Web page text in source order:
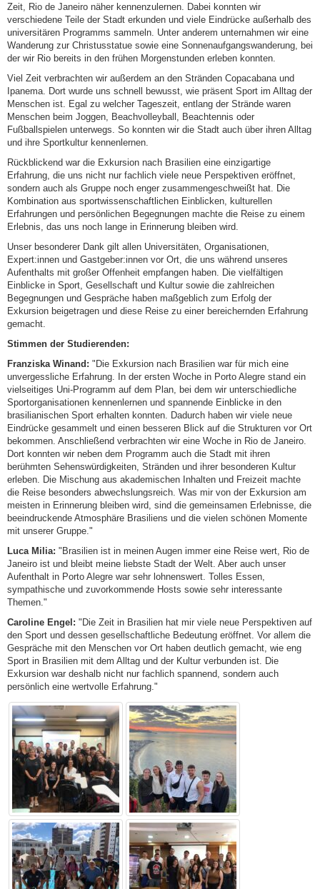
Zeit, Rio de Janeiro näher kennenzulernen. Dabei konnten wir
verschiedene Teile der Stadt erkunden und viele Eindrücke außerhalb des
universitären Programms sammeln. Unter anderem unternahmen wir eine
Wanderung zur Christusstatue sowie eine Sonnenaufgangswanderung, bei
der wir Rio bereits in den frühen Morgenstunden erleben konnten.
Viel Zeit verbrachten wir außerdem an den Stränden Copacabana und
Ipanema. Dort wurde uns schnell bewusst, wie präsent Sport im Alltag der
Menschen ist. Egal zu welcher Tageszeit, entlang der Strände waren
Menschen beim Joggen, Beachvolleyball, Beachtennis oder
Fußballspielen unterwegs. So konnten wir die Stadt auch über ihren Alltag
und ihre Sportkultur kennenlernen.
Rückblickend war die Exkursion nach Brasilien eine einzigartige
Erfahrung, die uns nicht nur fachlich viele neue Perspektiven eröffnet,
sondern auch als Gruppe noch enger zusammengeschweißt hat. Die
Kombination aus sportwissenschaftlichen Einblicken, kulturellen
Erfahrungen und persönlichen Begegnungen machte die Reise zu einem
Erlebnis, das uns noch lange in Erinnerung bleiben wird.
Unser besonderer Dank gilt allen Universitäten, Organisationen,
Expert:innen und Gastgeber:innen vor Ort, die uns während unseres
Aufenthalts mit großer Offenheit empfangen haben. Die vielfältigen
Einblicke in Sport, Gesellschaft und Kultur sowie die zahlreichen
Begegnungen und Gespräche haben maßgeblich zum Erfolg der
Exkursion beigetragen und diese Reise zu einer bereichernden Erfahrung
gemacht.
Stimmen der Studierenden:
Franziska Winand: "Die Exkursion nach Brasilien war für mich eine
unvergessliche Erfahrung. In der ersten Woche in Porto Alegre stand ein
vielseitiges Uni-Programm auf dem Plan, bei dem wir unterschiedliche
Sportorganisationen kennenlernen und spannende Einblicke in den
brasilianischen Sport erhalten konnten. Dadurch haben wir viele neue
Eindrücke gesammelt und einen besseren Blick auf die Strukturen vor Ort
bekommen. Anschließend verbrachten wir eine Woche in Rio de Janeiro.
Dort konnten wir neben dem Programm auch die Stadt mit ihren
berühmten Sehenswürdigkeiten, Stränden und ihrer besonderen Kultur
erleben. Die Mischung aus akademischen Inhalten und Freizeit machte
die Reise besonders abwechslungsreich. Was mir von der Exkursion am
meisten in Erinnerung bleiben wird, sind die gemeinsamen Erlebnisse, die
beeindruckende Atmosphäre Brasiliens und die vielen schönen Momente
mit unserer Gruppe."
Luca Milia: "Brasilien ist in meinen Augen immer eine Reise wert, Rio de
Janeiro ist und bleibt meine liebste Stadt der Welt. Aber auch unser
Aufenthalt in Porto Alegre war sehr lohnenswert. Tolles Essen,
sympathische und zuvorkommende Hosts sowie sehr interessante
Themen."
Caroline Engel: "Die Zeit in Brasilien hat mir viele neue Perspektiven auf
den Sport und dessen gesellschaftliche Bedeutung eröffnet. Vor allem die
Gespräche mit den Menschen vor Ort haben deutlich gemacht, wie eng
Sport in Brasilien mit dem Alltag und der Kultur verbunden ist. Die
Exkursion war deshalb nicht nur fachlich spannend, sondern auch
persönlich eine wertvolle Erfahrung."